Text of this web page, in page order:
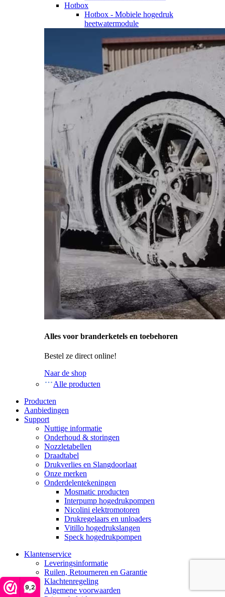
9,2
Hotbox
Hotbox - Mobiele hogedruk
heetwatermodule
Alles voor branderketels en toebehoren
Bestel ze direct online!
Naar de shop
Alle producten
Producten
Aanbiedingen
Support
Nuttige informatie
Onderhoud & storingen
Nozzletabellen
Draadtabel
Drukverlies en Slangdoorlaat
Onze merken
Onderdelentekeningen
Mosmatic producten
Interpump hogedrukpompen
Nicolini elektromotoren
Drukregelaars en unloaders
Vitillo hogedrukslangen
Speck hogedrukpompen
Klantenservice
Leveringsinformatie
Ruilen, Retourneren en Garantie
Klachtenregeling
Algemene voorwaarden